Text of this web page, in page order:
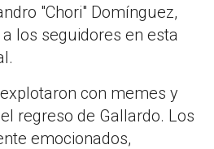
"Chori" Domínguez,
los seguidores en esta
con memes y
regreso de Gallardo. Los
emocionados,